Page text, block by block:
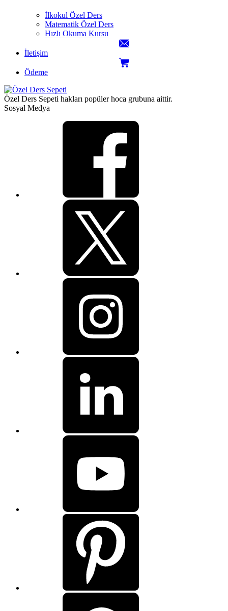
İlkokul Özel Ders
Matematik Özel Ders
Hızlı Okuma Kursu
İletişim
Ödeme
Özel Ders Sepeti hakları popüler hoca grubuna aittir.
Sosyal Medya